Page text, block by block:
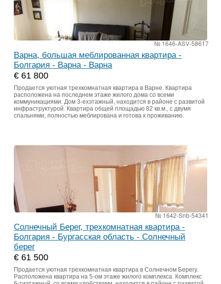
№ 1646-ASV-58617
Варна, большая меблированная квартира -
Болгария - Варна - Варна
€ 61 800
Продается уютная трехкомнатная квартира в Варне. Квартира
расположена на последнем этаже жилого дома со всеми
коммуникациями. Дом 3-ехэтажный, находится в районе с развитой
инфраструктурой. Квартира общей площадью 82 кв.м., с двумя
спальнями, полностью меблирована и готова к проживанию.
№ 1642-Snb-54341
Солнечный Берег, трехкомнатная квартира -
Болгария - Бургасская область - Солнечный
берег
€ 61 500
Продается уютная трехкомнатная квартира в Солнечном Берегу.
Расположена квартира на 5-ом этаже жилого комплекса. Комплекс